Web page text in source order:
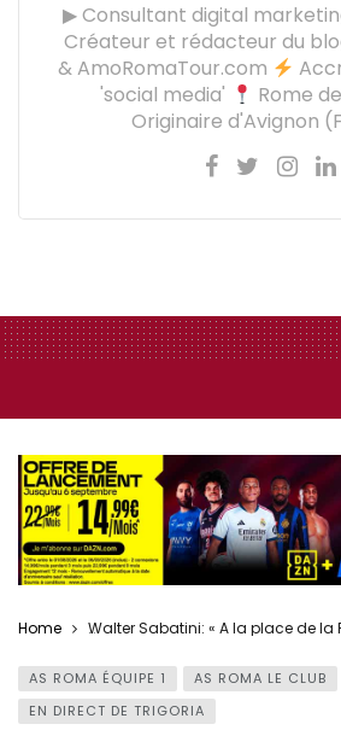
▶ Consultant digital
Créateur et rédacteur du
& AmoRomaTour.com
'social media'
Rome
Originaire d'Avignon
Home Walter Sabatini: « A la place de la
AS ROMA ÉQUIPE 1
AS ROMA LE CLUB
EN DIRECT DE TRIGORIA